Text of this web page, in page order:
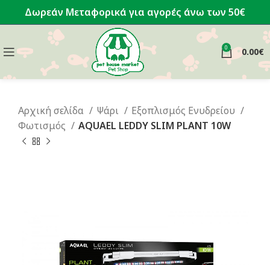
Δωρεάν Μεταφορικά για αγορές άνω των 50€
0 0.00€
Αρχική σελίδα Ψάρι
Εξοπλισμός Ενυδρείου
Φωτισμός
AQUAEL LEDDY SLIM PLANT 10W